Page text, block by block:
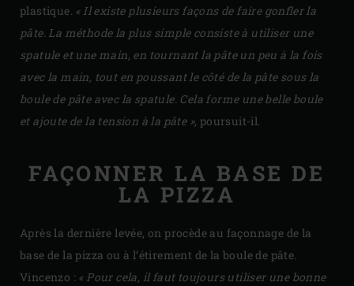
plastique. « Il existe plusieurs façons de faire gonfler la
pâte. La méthode la plus simple consiste à utiliser une
spatule et une main, en tournant la pâte un peu à la fois
avec la main, tout en poussant le côté de la pâte sous la
boule de pâte avec la spatule. Cela forme une belle boule
et ajoute de la tension à la pâte », poursuit-il.
FAÇONNER LA BASE DE
LA PIZZA
Après la dernière levée, on procède au façonnage de la
base de la pizza ou à l’étirement de la boule de pâte.
Vincenzo : « Pour cela, il faut toujours utiliser une bonne